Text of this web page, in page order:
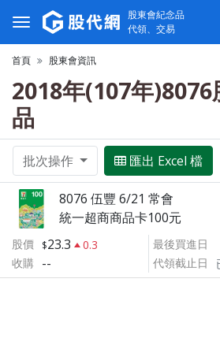
股東會紀念品
代領、交易
首頁 股東會資訊
2018年(107年
品
批次操作 匯出 Excel 檔
8076 伍豐 6/21 常會
統一超商商品卡100元
股價
23.3
0.3
收購 --
最後買進日
代領截止日